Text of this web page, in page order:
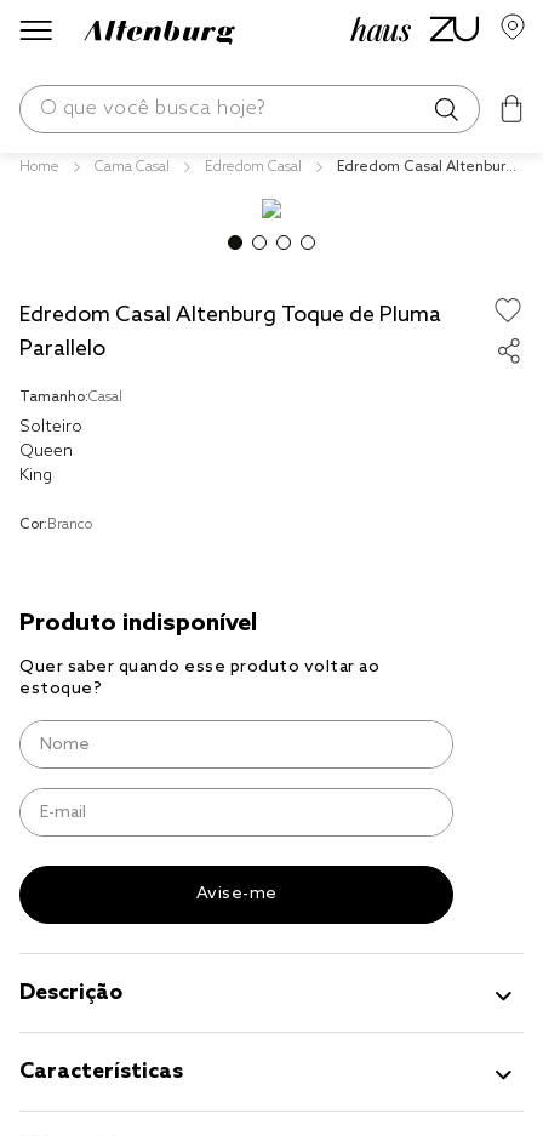
O que você busca hoje?
Cama Casal Edredom Casal
Edredom Casal Altenburg
Edredom Casal Altenburg Toque de Pluma
Parallelo
Tamanho:Casal
Solteiro
Queen
King
Cor:Branco
Descrição
Características
fronha
jogos cama
travesseiro
tencel
solteiro king
cobre leito
jogo cama casal